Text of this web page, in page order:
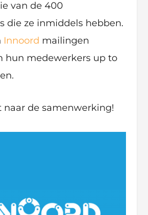
van de 400
die ze inmiddels hebben.
Innoord mailingen
hun medewerkers up to
naar de samenwerking!